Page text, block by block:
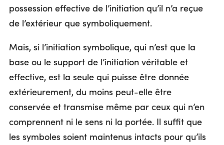
possession effective de l’initiation qu’il n’a reçue
de l’extérieur que symboliquement.
Mais, si l’initiation symbolique, qui n’est que la
base ou le support de l’initiation véritable et
effective, est la seule qui puisse être donnée
extérieurement, du moins peut-elle être
conservée et transmise même par ceux qui n’en
comprennent ni le sens ni la portée. Il suffit que
les symboles soient maintenus intacts pour qu’ils